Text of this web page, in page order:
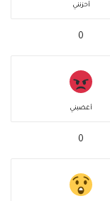
أحزنني
0
أغضبني
0